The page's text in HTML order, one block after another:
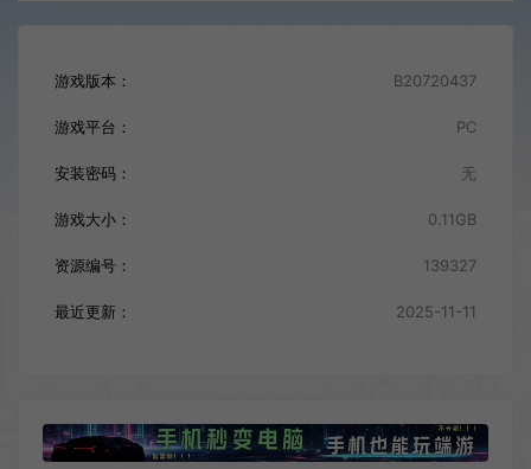
游戏版本： B20720437
游戏平台： PC
安装密码： 无
游戏大小： 0.11GB
资源编号： 139327
最近更新： 2025-11-11